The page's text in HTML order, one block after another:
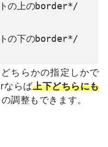
の上のborder*/
の下のborder*/
ちらかの指定しかで
ならば上下どちらにも
調整もできます。